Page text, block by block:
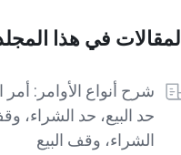
المقالات في هذا
شرح أنواع الأوامر:
حد البيع، حد الشراء،
الشراء، وقف البيع